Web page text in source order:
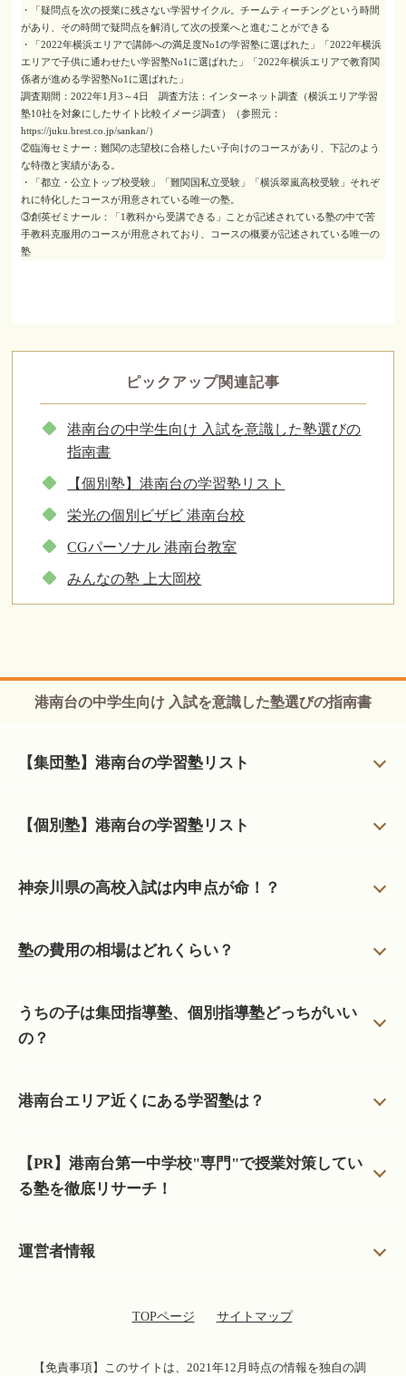
・「疑問点を次の授業に残さない学習サイクル。チームティーチングという時間
があり、その時間で疑問点を解消して次の授業へと進むことができる
・「2022年横浜エリアで講師への満足度No1の学習塾に選ばれた」「2022年横浜
エリアで子供に通わせたい学習塾No1に選ばれた」「2022年横浜エリアで教育関
係者が進める学習塾No1に選ばれた」
調査期間：2022年1月3～4日 調査方法：インターネット調査（横浜エリア学習
塾10社を対象にしたサイト比較イメージ調査）（参照元：
https://juku.brest.co.jp/sankan/）
②臨海セミナー：難関の志望校に合格したい子向けのコースがあり、下記のよう
な特徴と実績がある。
・「都立・公立トップ校受験」「難関国私立受験」「横浜翠嵐高校受験」それぞ
れに特化したコースが用意されている唯一の塾。
③創英ゼミナール：「1教科から受講できる」ことが記述されている塾の中で苦
手教科克服用のコースが用意されており、コースの概要が記述されている唯一の
塾
ピックアップ関連記事
港南台の中学生向け 入試を意識した塾選びの
指南書
【個別塾】港南台の学習塾リスト
栄光の個別ビザビ 港南台校
CGパーソナル 港南台教室
みんなの塾 上大岡校
港南台の中学生向け 入試を意識した塾選びの指南書
【集団塾】港南台の学習塾リスト
【個別塾】港南台の学習塾リスト
神奈川県の高校入試は内申点が命！？
塾の費用の相場はどれくらい？
うちの子は集団指導塾、個別指導塾どっちがいい
の？
港南台エリア近くにある学習塾は？
【PR】港南台第一中学校"専門"で授業対策してい
る塾を徹底リサーチ！
運営者情報
TOPページ サイトマップ
【免責事項】 このサイトは、2021年12月時点の情報を独自の調